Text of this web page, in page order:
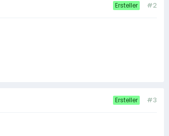
Ersteller #2
Ersteller #3